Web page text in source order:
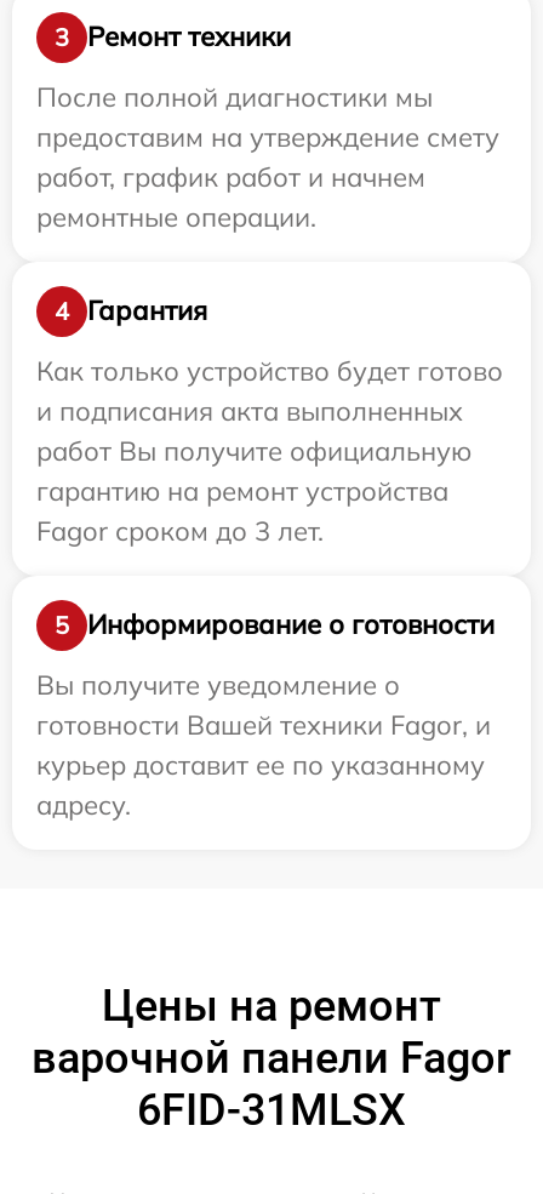
3
Ремонт техники
После полной диагностики мы
предоставим на утверждение смету
работ, график работ и начнем
ремонтные операции.
4
Гарантия
Как только устройство будет готово
и подписания акта выполненных
работ Вы получите официальную
гарантию на ремонт устройства
Fagor сроком до 3 лет.
5
Информирование о готовности
Вы получите уведомление о
готовности Вашей техники Fagor, и
курьер доставит ее по указанному
адресу.
Цены на ремонт
варочной панели Fagor
6FID-31MLSX